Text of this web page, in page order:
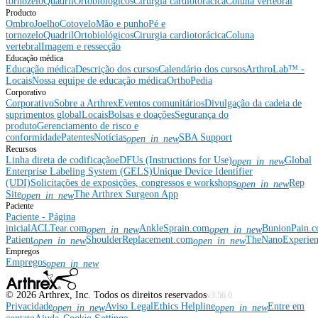
Producto
OmbroJoelhoCotoveloMão e punhoPé e
tornozeloQuadrilOrtobiológicosCirurgia cardiotorácicaColuna
vertebralImagem e ressecção
Educação médica
Educação médicaDescrição dos cursosCalendário dos cursosArthroLab™ -
LocaisNossa equipe de educação médicaOrthoPedia
Corporativo
CorporativoSobre a ArthrexEventos comunitáriosDivulgação da cadeia de
suprimentos globalLocaisBolsas e doaçõesSegurança do
produtoGerenciamento de risco e
conformidadePatentesNotíciasopen_in_newSBA Support
Recursos
Linha direta de codificaçãoeDFUs (Instructions for Use)open_in_newGlobal
Enterprise Labeling System (GELS)Unique Device Identifier
(UDI)Solicitações de exposições, congressos e workshopsopen_in_newRep
Siteopen_in_newThe Arthrex Surgeon App
Paciente
Paciente - Página
inicialACLTear.comopen_in_newAnkleSprain.comopen_in_new
Patientopen_in_newShoulderReplacement.comopen_in_new
Empregos
Empregosopen_in_new
© 2026 Arthrex, Inc. Todos os direitos reservadosv3.56.0
Privacidadeopen_in_newAviso LegalEthics Helplineopen_in_newEntre em